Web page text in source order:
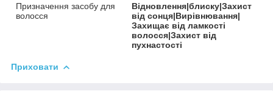
Призначення засобу для
волосся
Відновлення|блиску|Захист
від сонця|Вирівнювання|
Захищає від ламкості
волосся|Захист від
пухнастості
Приховати